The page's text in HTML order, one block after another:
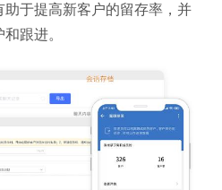
于提高新客户的留存率，并
跟进。